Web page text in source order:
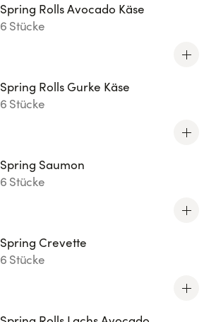
Spring Rolls Avocado Käse
6 Stücke
Spring Rolls Gurke Käse
6 Stücke
Spring Saumon
6 Stücke
Spring Crevette
6 Stücke